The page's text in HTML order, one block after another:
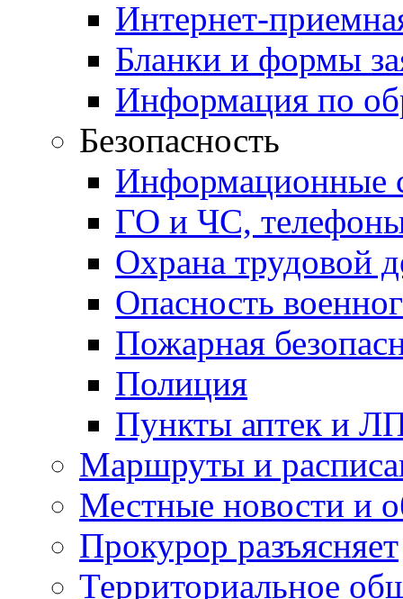
Интернет-
Бланки и формы
Информация по
Безопасность
Информационные
ГО и ЧС,
Охрана трудовой
Опасность
Пожарная
Полиция
Пункты аптек и
Маршруты и
Местные новости и
Прокурор разъясняет
Территориальное